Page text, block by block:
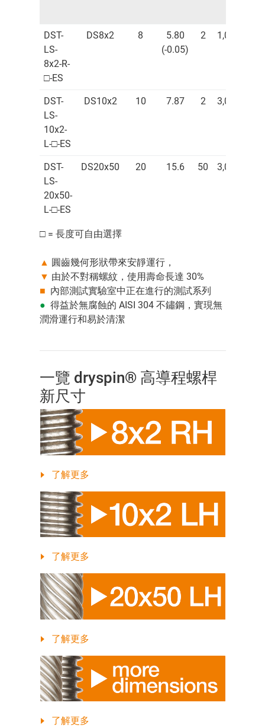
DST-
LS-
8x2-R-
□-ES
DS8x2 8
5.80
(-0.05)
2 1,000
DST-
LS-
10x2-
L-□-ES
DS10x2 10 7.87 2 3,000
DST-
LS-
20x50-
L-□-ES
DS20x50 20 15.6 50 3,000
□ = 長度可自由選擇
▲ 圓齒幾何形狀帶來安靜運行，
▼ 由於不對稱螺紋，使用壽命長達 30%
■ 內部測試實驗室中正在進行的測試系列
● 得益於無腐蝕的 AISI 304 不鏽鋼，實現無
潤滑運行和易於清潔
一覽 dryspin® 高導程螺桿
新尺寸
了解更多
了解更多
了解更多
了解更多